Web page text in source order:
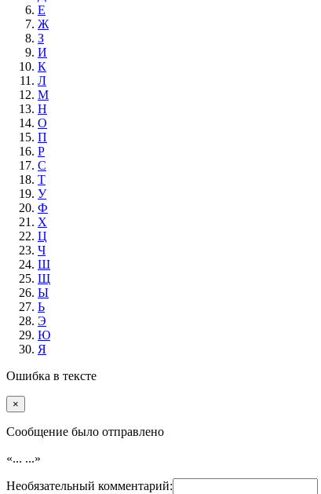
Е
Ж
З
И
К
Л
М
Н
О
П
Р
С
Т
У
Ф
Х
Ц
Ч
Ш
Щ
Ы
Ь
Э
Ю
Я
Ошибка в тексте
×
Cообщение было отправлено
«... ...»
Необязательный комментарий: